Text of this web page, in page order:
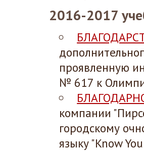
2016-2017
проявленную
№ 617 к
компании
городскому
языку "Know